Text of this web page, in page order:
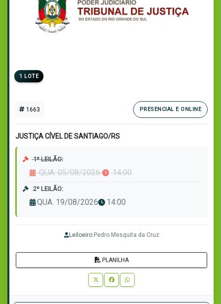
1 LOTE
1663 PRESENCIAL E ONLINE
JUSTIÇA CÍVEL DE SANTIAGO/RS
1º LEILÃO:
QUA. 05/08/2026 14:00
2º LEILÃO:
QUA. 19/08/2026 14:00
Leiloeiro: Pedro Mesquita da Cruz
PLANILHA